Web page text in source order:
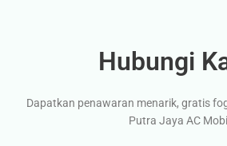
Hubungi
Dapatkan penawaran menarik, gratis
Putra Jaya AC